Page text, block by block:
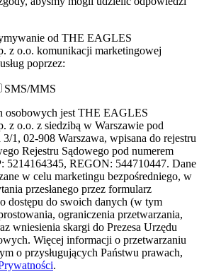
od THE EAGLES
z o.o. komunikacji marketingowej
poprzez:
SMS/MMS
osobowych jest THE EAGLES
o.o. z siedzibą w Warszawie pod
1, 02-908 Warszawa, wpisana do rejestru
Rejestru Sądowego pod numerem
5214164345, REGON: 544710447. Dane
w celu marketingu bezpośredniego, w
przesłanego przez formularz
dostępu do swoich danych (w tym
ograniczenia przetwarzania,
wniesienia skargi do Prezesa Urzędu
Więcej informacji o przetwarzaniu
o przysługujących Państwu prawach,
.